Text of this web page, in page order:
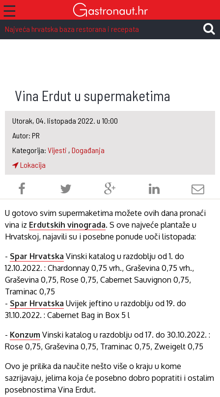
☰
Najveća hrvatska baza restorana i recepata
Vina Erdut u supermaketima
Utorak, 04. listopada 2022. u 10:00
Autor: PR
Kategorija: Vijesti , Događanja
Lokacija
U gotovo svim supermaketima možete ovih dana pronaći
vina iz Erdutskih vinograda. S ove najveće plantaže u
Hrvatskoj, najavili su i posebne ponude uoči listopada:
- Spar Hrvatska Vinski katalog u razdoblju od 1. do
12.10.2022. : Chardonnay 0,75 vrh., Graševina 0,75 vrh.,
Graševina 0,75, Rose 0,75, Cabernet Sauvignon 0,75,
Traminac 0,75
- Spar Hrvatska Uvijek jeftino u razdoblju od 19. do
31.10.2022. : Cabernet Bag in Box 5 l
- Konzum Vinski katalog u razdoblju od 17. do 30.10.2022. :
Rose 0,75, Graševina 0,75, Traminac 0,75, Zweigelt 0,75
Ovo je prilika da naučite nešto više o kraju u kome
sazrijavaju, jelima koja će posebno dobro popratiti i ostalim
posebnostima Vina Erdut.